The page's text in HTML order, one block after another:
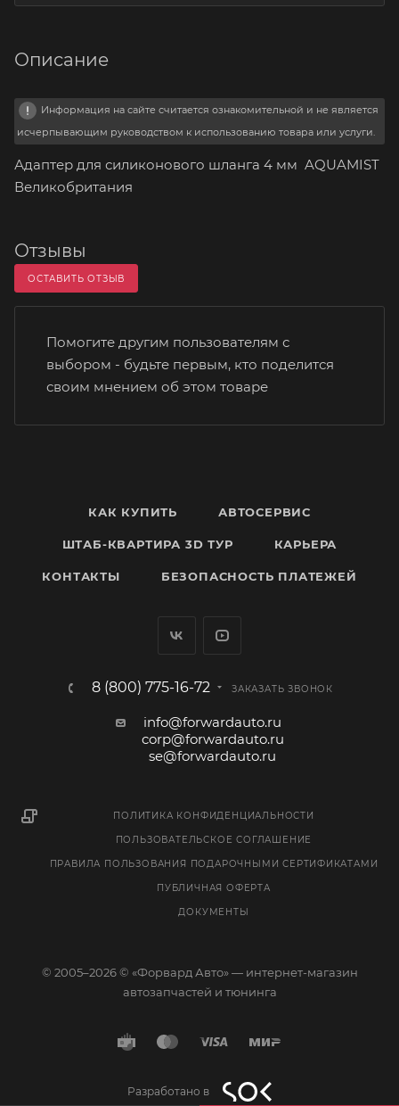
Описание
Информация на сайте считается ознакомительной и не является
исчерпывающим руководством к использованию товара или услуги.
Адаптер для силиконового шланга 4 мм AQUAMIST
Великобритания
Отзывы
ОСТАВИТЬ ОТЗЫВ
Помогите другим пользователям с
выбором - будьте первым, кто поделится
своим мнением об этом товаре
КАК КУПИТЬ АВТОСЕРВИС
ШТАБ-КВАРТИРА 3D ТУР КАРЬЕРА
КОНТАКТЫ БЕЗОПАСНОСТЬ ПЛАТЕЖЕЙ
8 (800) 775-16-72 ЗАКАЗАТЬ ЗВОНОК
info@forwardauto.ru
corp@forwardauto.ru
se@forwardauto.ru
ПОЛИТИКА КОНФИДЕНЦИАЛЬНОСТИ
ПОЛЬЗОВАТЕЛЬСКОЕ СОГЛАШЕНИЕ
ПРАВИЛА ПОЛЬЗОВАНИЯ ПОДАРОЧНЫМИ СЕРТИФИКАТАМИ
ПУБЛИЧНАЯ ОФЕРТА
ДОКУМЕНТЫ
© 2005–2026 © «Форвард Авто» — интернет-магазин
автозапчастей и тюнинга
Разработано в